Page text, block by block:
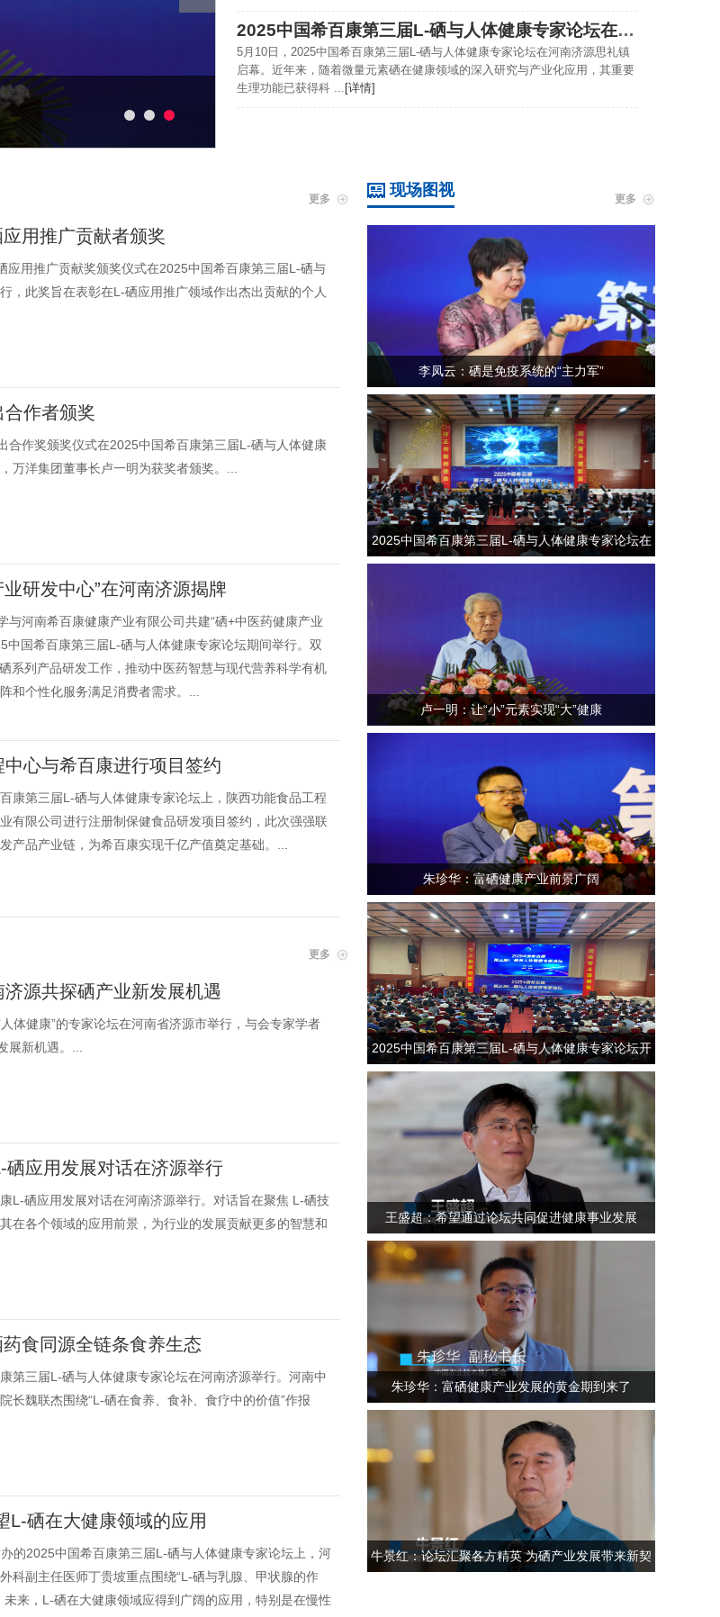
2025中国希百康第三届L-硒与人体健康专家论坛在河南济源开幕
5月10日，2025中国希百康第三届L-硒与人体健康专家论坛在河南济源思礼镇
启幕。近年来，随着微量元素硒在健康领域的深入研究与产业化应用，其重要
生理功能已获得科 ... [详情]
更多
用推广贡献者颁奖
应用推广贡献奖颁奖仪式在2025中国希百康第三届L-硒与
，此奖旨在表彰在L-硒应用推广领域作出杰出贡献的个人
作者颁奖
合作奖颁奖仪式在2025中国希百康第三届L-硒与人体健康
万洋集团董事长卢一明为获奖者颁奖。...
研发中心”在河南济源揭牌
与河南希百康健康产业有限公司共建“硒+中医药健康产业
中国希百康第三届L-硒与人体健康专家论坛期间举行。双
系列产品研发工作，推动中医药智慧与现代营养科学有机
和个性化服务满足消费者需求。...
心与希百康进行项目签约
康第三届L-硒与人体健康专家论坛上，陕西功能食品工程
有限公司进行注册制保健食品研发项目签约，此次强强联
产品产业链，为希百康实现千亿产值奠定基础。...
更多
源共探硒产业新发展机遇
体健康”的专家论坛在河南省济源市举行，与会专家学者
展新机遇。...
硒应用发展对话在济源举行
L-硒应用发展对话在河南济源举行。对话旨在聚焦 L-硒技
在各个领域的应用前景，为行业的发展贡献更多的智慧和
食同源全链条食养生态
第三届L-硒与人体健康专家论坛在河南济源举行。河南中
长魏联杰围绕“L-硒在食养、食补、食疗中的价值”作报
L-硒在大健康领域的应用
的2025中国希百康第三届L-硒与人体健康专家论坛上，河
科副主任医师丁贵坡重点围绕“L-硒与乳腺、甲状腺的作
未来，L-硒在大健康领域应得到广阔的应用，特别是在慢性
现场图视 更多
李凤云：硒是免疫系统的“主力军”
2025中国希百康第三届L-硒与人体健康专家论坛在
卢一明：让“小”元素实现“大”健康
朱珍华：富硒健康产业前景广阔
2025中国希百康第三届L-硒与人体健康专家论坛开
幕
王盛超：希望通过论坛共同促进健康事业发展
朱珍华：富硒健康产业发展的黄金期到来了
牛景红：论坛汇聚各方精英 为硒产业发展带来新契